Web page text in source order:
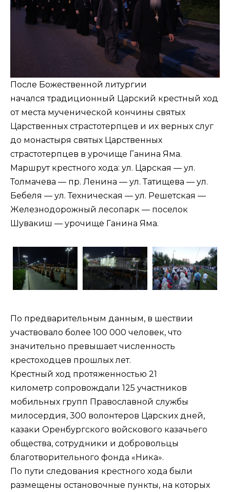
После Божественной литургии
начался традиционный Царский крестный ход
от места мученической кончины святых
Царственных страстотерпцев и их верных слуг
до монастыря святых Царственных
страстотерпцев в урочище Ганина Яма.
Маршрут крестного хода: ул. Царская — ул.
Толмачева — пр. Ленина — ул. Татищева — ул.
Бебеля — ул. Техническая — ул. Решетская —
Железнодорожный лесопарк — поселок
Шувакиш — урочище Ганина Яма.
По предварительным данным, в шествии
участвовало более 100 000 человек, что
значительно превышает численность
крестоходцев прошлых лет.
Крестный ход протяженностью 21
километр сопровождали 125 участников
мобильных групп Православной службы
милосердия, 300 волонтеров Царских дней,
казаки Оренбургского войскового казачьего
общества, сотрудники и добровольцы
благотворительного фонда «Ника».
По пути следования крестного хода были
размещены остановочные пункты, на которых